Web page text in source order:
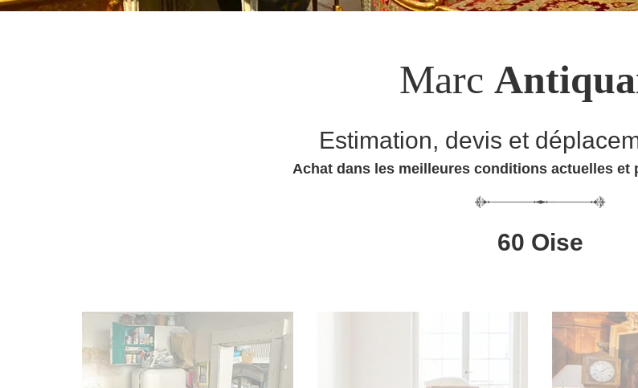
Marc
Estimation, devis et
Achat dans les meilleures conditions actuelles et
60 Oise